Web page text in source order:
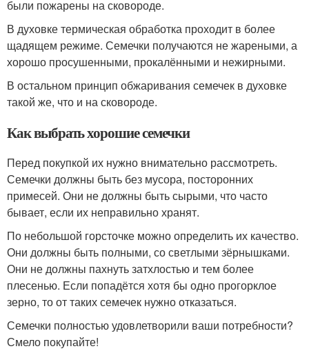
были пожарены на сковороде.
В духовке термическая обработка проходит в более
щадящем режиме. Семечки получаются не жареными, а
хорошо просушенными, прокалёнными и нежирными.
В остальном принцип обжаривания семечек в духовке
такой же, что и на сковороде.
Как выбрать хорошие семечки
Перед покупкой их нужно внимательно рассмотреть.
Семечки должны быть без мусора, посторонних
примесей. Они не должны быть сырыми, что часто
бывает, если их неправильно хранят.
По небольшой горсточке можно определить их качество.
Они должны быть полными, со светлыми зёрнышками.
Они не должны пахнуть затхлостью и тем более
плесенью. Если попадётся хотя бы одно прогорклое
зерно, то от таких семечек нужно отказаться.
Семечки полностью удовлетворили ваши потребности?
Смело покупайте!